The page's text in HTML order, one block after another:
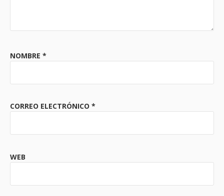
NOMBRE *
CORREO ELECTRÓNICO *
WEB